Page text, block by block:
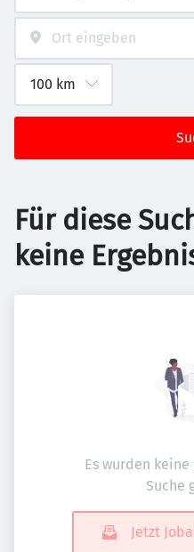
Für diese
keine
Es wurden
Suche
Jetzt